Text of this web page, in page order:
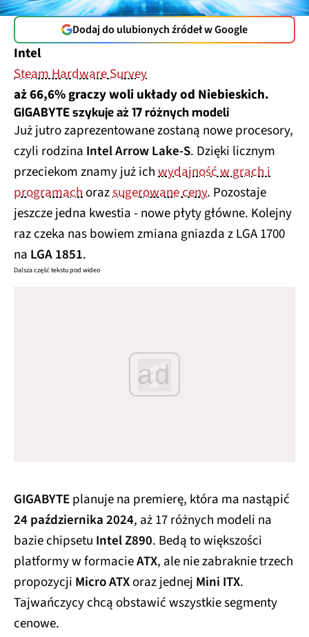
Dodaj do ulubionych źródeł w Google
Intel
Steam Hardware Survey
aż 66,6% graczy woli układy od Niebieskich.
GIGABYTE szykuje aż 17 różnych modeli
Już jutro zaprezentowane zostaną nowe procesory,
czyli rodzina Intel Arrow Lake-S. Dzięki licznym
przeciekom znamy już ichwydajność w grach i
programachorazsugerowane ceny. Pozostaje
jeszcze jedna kwestia - nowe płyty główne. Kolejny
raz czeka nas bowiem zmiana gniazda z LGA 1700
na LGA 1851.
Dalsza część tekstu pod wideo
ad
GIGABYTEplanuje na premierę, która ma nastąpić
24 października 2024, aż 17 różnych modeli na
bazie chipsetu Intel Z890. Bedą to większości
platformy w formacieATX, ale nie zabraknie trzech
propozycji Micro ATXoraz jednej Mini ITX.
Tajwańczycy chcą obstawić wszystkie segmenty
cenowe.